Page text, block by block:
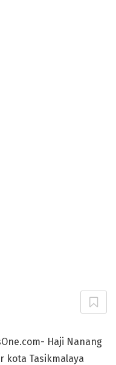
Haji Nanang
kota Tasikmalaya